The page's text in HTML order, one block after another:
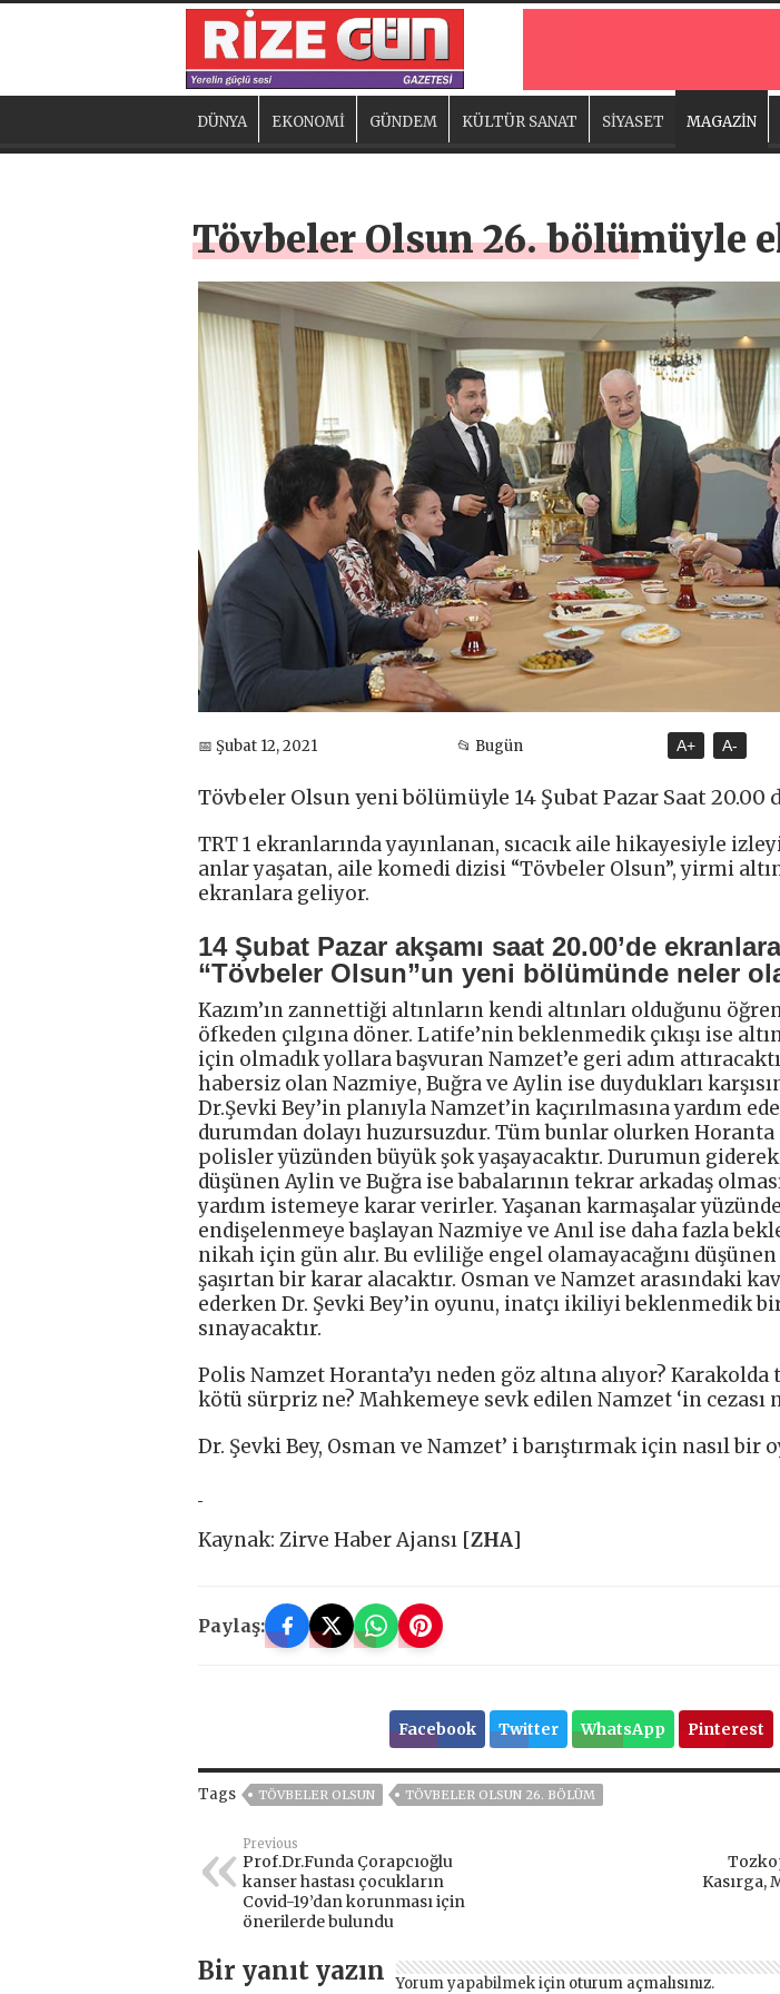
DÜNYA EKONOMİ GÜNDEM KÜLTÜR SANAT SİYASET MAGAZİN
Tövbeler Olsun 26. bölümüyle
📅 Şubat 12, 2021 📂 Bugün A+ A-
Tövbeler Olsun yeni bölümüyle 14 Şubat Pazar Saat 20.00
TRT 1 ekranlarında yayınlanan, sıcacık aile hikayesiyle
anlar yaşatan, aile komedi dizisi “Tövbeler Olsun”, yirmi
ekranlara geliyor.
14 Şubat Pazar akşamı saat 20.00’de
“Tövbeler Olsun”un yeni bölümünde neler
Kazım’ın zannettiği altınların kendi altınları olduğunu
öfkeden çılgına döner. Latife’nin beklenmedik çıkışı ise
için olmadık yollara başvuran Namzet’e geri adım
habersiz olan Nazmiye, Buğra ve Aylin ise duydukları
Dr.Şevki Bey’in planıyla Namzet’in kaçırılmasına yardım
durumdan dolayı huzursuzdur. Tüm bunlar olurken Horanta
polisler yüzünden büyük şok yaşayacaktır. Durumun
düşünen Aylin ve Buğra ise babalarının tekrar arkadaş
yardım istemeye karar verirler. Yaşanan karmaşalar
endişelenmeye başlayan Nazmiye ve Anıl ise daha fazla
nikah için gün alır. Bu evliliğe engel olamayacağını
şaşırtan bir karar alacaktır. Osman ve Namzet arasındaki
ederken Dr. Şevki Bey’in oyunu, inatçı ikiliyi beklenmedik
sınayacaktır.
Polis Namzet Horanta’yı neden göz altına alıyor?
kötü sürpriz ne? Mahkemeye sevk edilen Namzet ‘in cezası
Dr. Şevki Bey, Osman ve Namzet’ i barıştırmak için nasıl bir
Kaynak: Zirve Haber Ajansı [ZHA]
Paylaş:
Facebook Twitter WhatsApp Pinterest
Tags TÖVBELER OLSUN TÖVBELER OLSUN 26. BÖLÜM
Previous
Prof.Dr.Funda Çorapcıoğlu
kanser hastası çocukların
Covid-19’dan korunması için
önerilerde bulundu
Kasırga,
Bir yanıt yazın Yorum yapabilmek için oturum açmalısınız.